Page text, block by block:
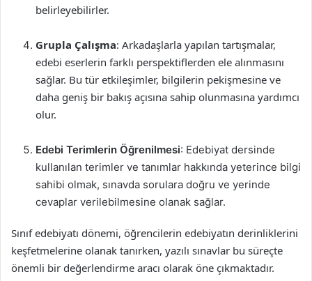
belirleyebilirler.
Grupla Çalışma: Arkadaşlarla yapılan tartışmalar,
edebi eserlerin farklı perspektiflerden ele alınmasını
sağlar. Bu tür etkileşimler, bilgilerin pekişmesine ve
daha geniş bir bakış açısına sahip olunmasına yardımcı
olur.
Edebi Terimlerin Öğrenilmesi: Edebiyat dersinde
kullanılan terimler ve tanımlar hakkında yeterince bilgi
sahibi olmak, sınavda sorulara doğru ve yerinde
cevaplar verilebilmesine olanak sağlar.
Sınıf edebiyatı dönemi, öğrencilerin edebiyatın derinliklerini
keşfetmelerine olanak tanırken, yazılı sınavlar bu süreçte
önemli bir değerlendirme aracı olarak öne çıkmaktadır.